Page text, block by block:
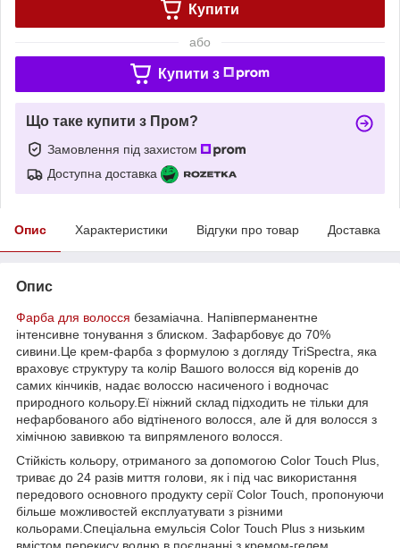
Купити
або
Купити з
Що таке купити з Пром?
Замовлення під захистом
Доступна доставка
Опис Характеристики Відгуки про товар Доставка
Опис
Фарба для волосся безаміачна. Напівперманентне
інтенсивне тонування з блиском. Зафарбовує до 70%
сивини.Це крем-фарба з формулою з догляду TriSpectra, яка
враховує структуру та колір Вашого волосся від коренів до
самих кінчиків, надає волоссю насиченого і водночас
природного кольору.Еї ніжний склад підходить не тільки для
нефарбованого або відтіненого волосся, але й для волосся з
хімічною завивкою та випрямленого волосся.
Стійкість кольору, отриманого за допомогою Color Touch Plus,
триває до 24 разів миття голови, як і під час використання
передового основного продукту серії Color Touch, пропонуючи
більше можливостей експлуатувати з різними
кольорами.Спеціальна емульсія Color Touch Plus з низьким
вмістом перекису водню в поєднанні з кремом-гелем